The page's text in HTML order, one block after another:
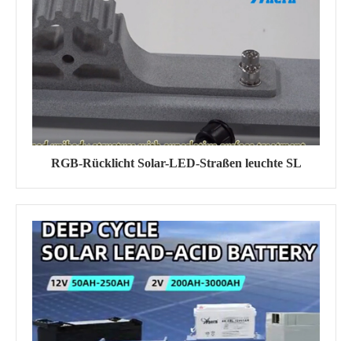
RGB-Rücklicht Solar-LED-Straßen leuchte SL